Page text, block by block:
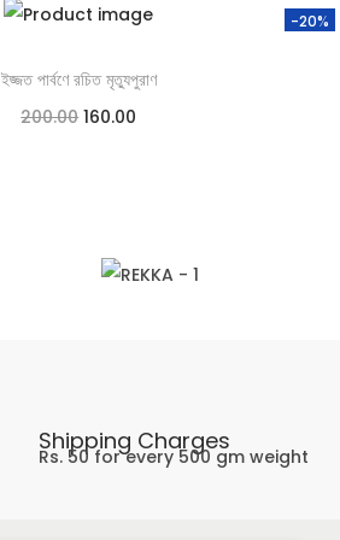
ইজ্জত পার্বণে রচিত মৃত্যুপুরাণ
200.00 160.00
-20%
Shipping Charges
Rs. 50 for every 500 gm weight